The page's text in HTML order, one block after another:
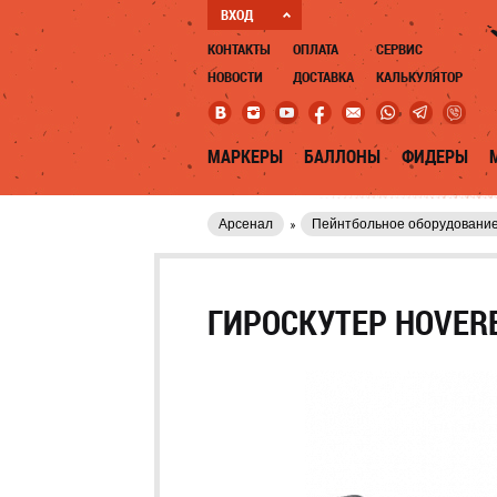
ВХОД
КОНТАКТЫ
НОВОСТИ
ОПЛАТА
ДОСТАВКА
СЕРВИС
КАЛЬКУЛЯТОР
МАРКЕРЫ БАЛЛОНЫ ФИДЕРЫ
Арсенал Пейнтбольное
ГИРОСКУТЕР